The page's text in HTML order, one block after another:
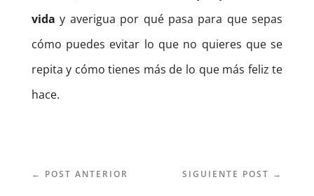
viday averigua por qué pasa para que sepas
cómo puedes evitar lo que no quieres que se
repita y cómo tienes más de lo que más feliz te
hace.
← POST ANTERIOR SIGUIENTE POST →